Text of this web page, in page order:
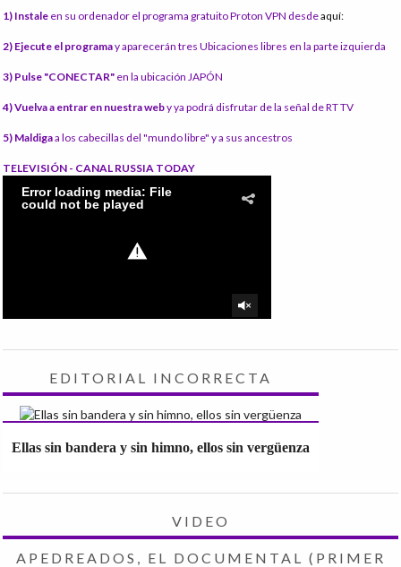
1) Instale en su ordenador el programa gratuito Proton VPN desdeaquí:
2) Ejecute el programay aparecerán tres Ubicaciones libres en la parte izquierda
3) Pulse "CONECTAR" en la ubicación JAPÓN
4) Vuelva a entrar en nuestra weby ya podrá disfrutar de la señal de RT TV
5) Maldigaa los cabecillas del "mundo libre" y a sus ancestros
TELEVISIÓN - CANAL RUSSIA TODAY
EDITORIAL INCORRECTA
Ellas sin bandera y sin himno, ellos sin vergüenza
VIDEO
APEDREADOS, EL DOCUMENTAL (PRIMER